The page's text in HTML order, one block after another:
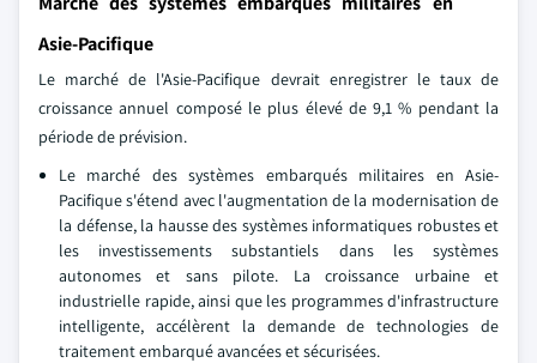
Asie-Pacifique
Le marché de l'Asie-Pacifique devrait enregistrer le taux de
croissance annuel composé le plus élevé de 9,1 % pendant la
période de prévision.
Le marché des systèmes embarqués militaires en Asie-
Pacifique s'étend avec l'augmentation de la modernisation de
la défense, la hausse des systèmes informatiques robustes et
les investissements substantiels dans les systèmes
autonomes et sans pilote. La croissance urbaine et
industrielle rapide, ainsi que les programmes d'infrastructure
intelligente, accélèrent la demande de technologies de
traitement embarqué avancées et sécurisées.